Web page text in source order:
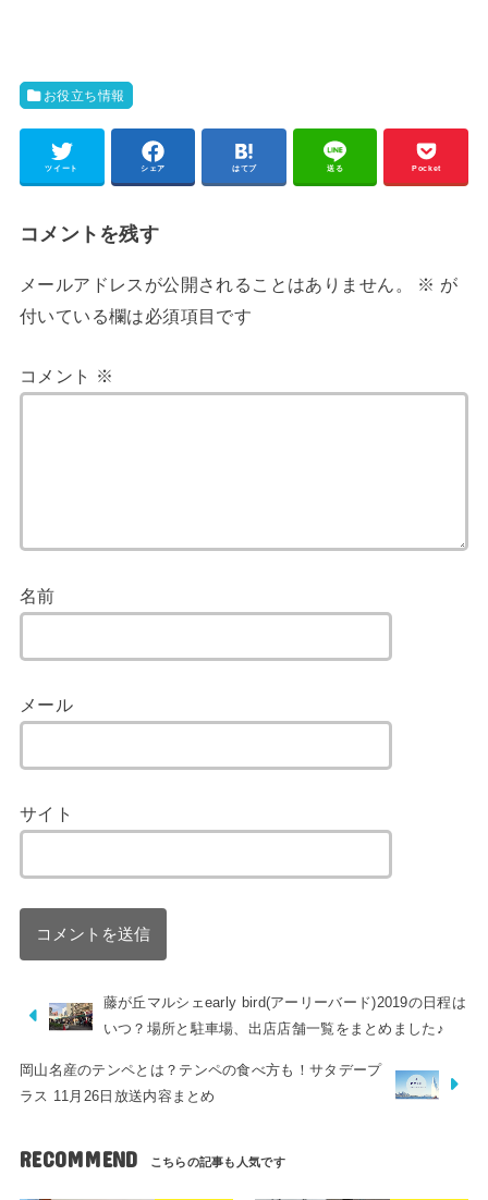
お役立ち情報
ツイート シェア はてブ 送る Pocket
コメントを残す
メールアドレスが公開されることはありません。 ※ が
付いている欄は必須項目です
コメント ※
名前
メール
サイト
藤が丘マルシェearly bird(アーリーバード)2019の日程は
いつ？場所と駐車場、出店店舗一覧をまとめました♪
岡山名産のテンペとは？テンペの食べ方も！サタデープ
ラス 11月26日放送内容まとめ
RECOMMEND